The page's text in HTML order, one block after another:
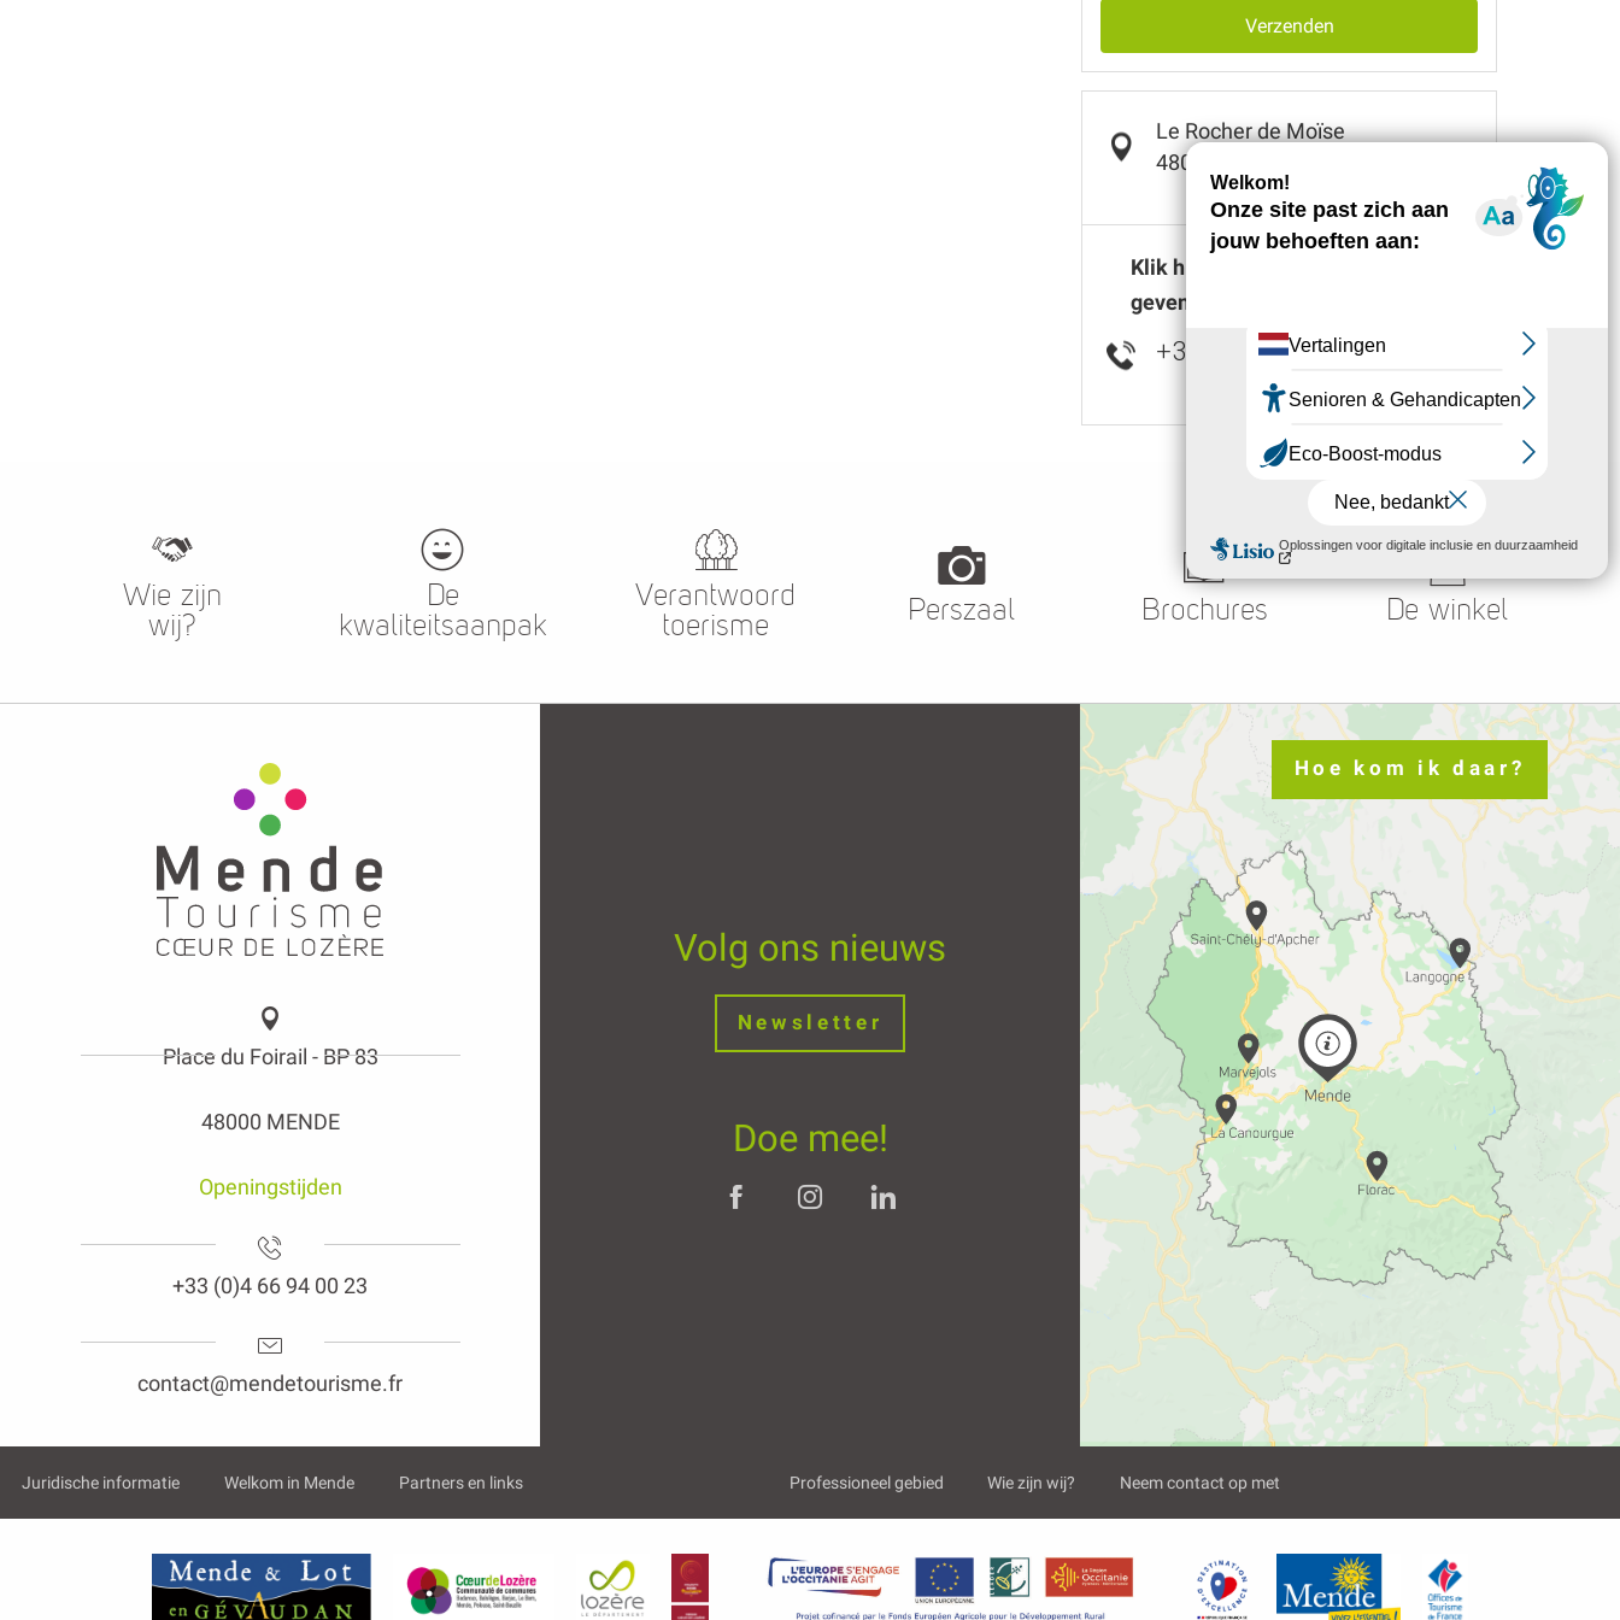
Verzenden
Le Rocher de Moïse
48000
Klik hier om het nummer weer te
geven
+33 6 29 76 29▒▒
Wie zijn
wij?
De
kwaliteitsaanpak
Verantwoord
toerisme
Perszaal Brochures De winkel
Place du Foirail - BP 83
48000 MENDE
Openingstijden
+33 (0)4 66 94 00 23
contact@mendetourisme.fr
Volg ons nieuws
Newsletter
Doe mee!
Hoe kom ik daar?
Juridische informatie Welkom in Mende Partners en links Professioneel gebied Wie zijn wij? Neem contact op met